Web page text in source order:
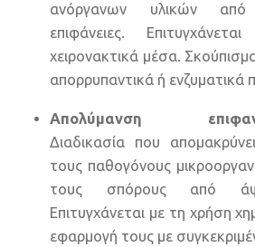
ανόργανων υλικών από
επιφάνειες.
χειρονακτικά μέσα.
απορρυπαντικά ή ενζυματικά
Απολύμανση
Διαδικασία που
τους παθογόνους
τους σπόρους από
Επιτυγχάνεται με τη χρήση
εφαρμογή τους με